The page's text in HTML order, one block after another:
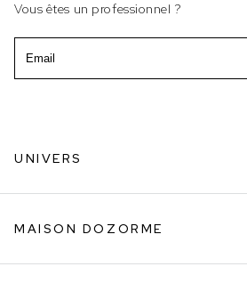
Vous êtes un professionnel ?
UNIVERS
MAISON DOZORME